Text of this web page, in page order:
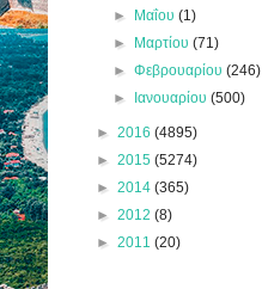
► Μαΐου(1)
► Μαρτίου(71)
►Φεβρουαρίου(246)
► Ιανουαρίου(500)
► 2016 (4895)
► 2015 (5274)
► 2014 (365)
► 2012 (8)
► 2011 (20)